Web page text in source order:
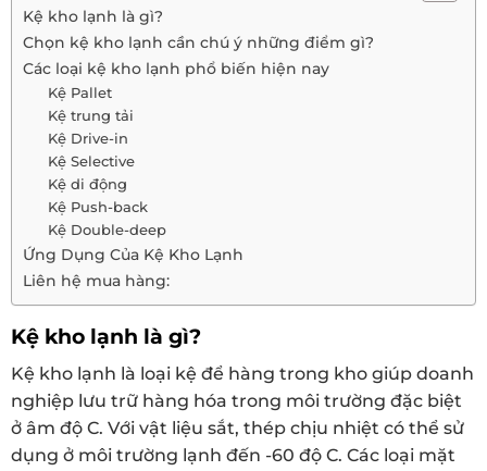
Kệ kho lạnh là gì?
Chọn kệ kho lạnh cần chú ý những điểm gì?
Các loại kệ kho lạnh phổ biến hiện nay
Kệ Pallet
Kệ trung tải
Kệ Drive-in
Kệ Selective
Kệ di động
Kệ Push-back
Kệ Double-deep
Ứng Dụng Của Kệ Kho Lạnh
Liên hệ mua hàng:
Kệ kho lạnh là gì?
Kệ kho lạnh là loại kệ để hàng trong kho giúp doanh
nghiệp lưu trữ hàng hóa trong môi trường đặc biệt
ở âm độ C. Với vật liệu sắt, thép chịu nhiệt có thể sử
dụng ở môi trường lạnh đến -60 độ C. Các loại mặt